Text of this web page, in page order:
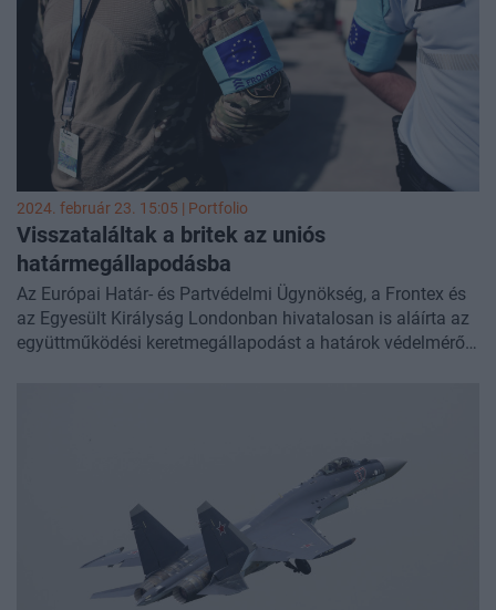
értesülve felmondta az üzletet.
2024. február 23. 15:05 | Portfolio
Visszataláltak a britek az uniós
határmegállapodásba
Az Európai Határ- és Partvédelmi Ügynökség, a Frontex és
az Egyesült Királyság Londonban hivatalosan is aláírta az
együttműködési keretmegállapodást a határok védelméről